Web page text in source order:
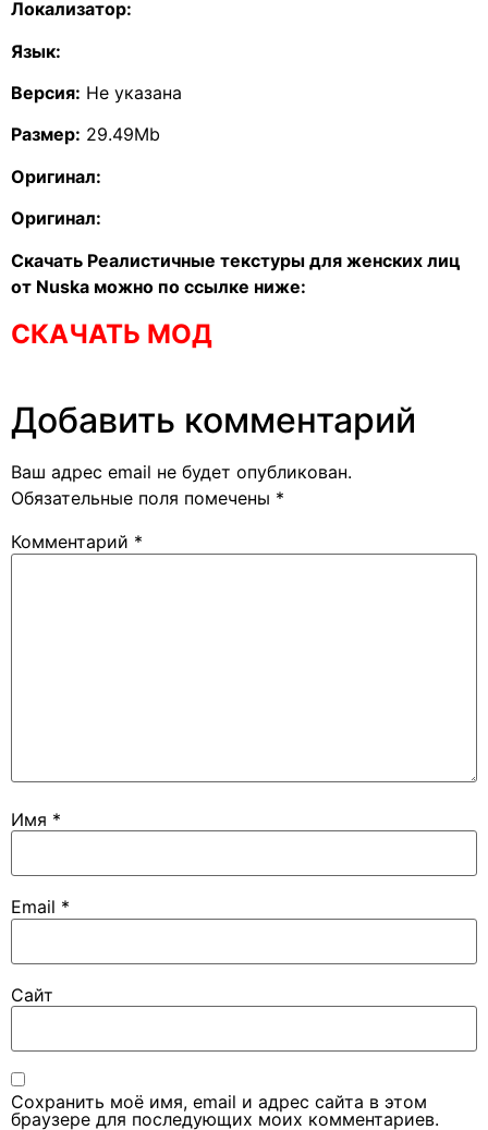
Локализатор:
Язык:
Версия: Не указана
Размер: 29.49Mb
Оригинал:
Оригинал:
Скачать Реалистичные текстуры для женских лиц
от Nuska можно по ссылке ниже:
СКАЧАТЬ МОД
Добавить комментарий
Ваш адрес email не будет опубликован.
Обязательные поля помечены *
Комментарий *
Имя *
Email *
Сайт
Сохранить моё имя, email и адрес сайта в этом
браузере для последующих моих комментариев.